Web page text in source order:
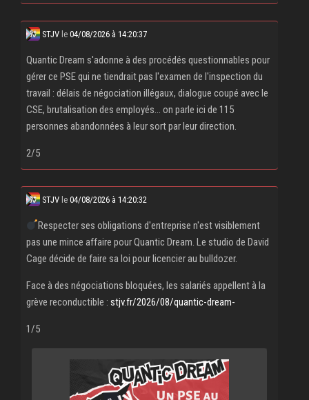
STJV le 04/08/2026 à 14:20:37
Quantic Dream s'adonne à des procédés questionnables pour
gérer ce PSE qui ne tiendrait pas l'examen de l'inspection du
travail : délais de négociation illégaux, dialogue coupé avec le
CSE, brutalisation des employés... on parle ici de 115
personnes abandonnées à leur sort par leur direction.
2/5
STJV le 04/08/2026 à 14:20:32
Respecter ses obligations d'entreprise n'est visiblement
pas une mince affaire pour Quantic Dream. Le studio de David
Cage décide de faire sa loi pour licencier au bulldozer.
Face à des négociations bloquées, les salariés appellent à la
grève reconductible : stjv.fr/2026/08/quantic-dream-
1/5